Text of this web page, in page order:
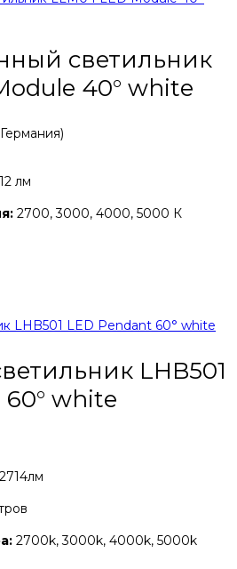
светильник
40° white
лм
2700, 3000, 4000, 5000 К
LHB501
white
2700k, 3000k, 4000k, 5000k